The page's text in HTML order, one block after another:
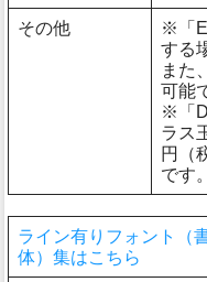
その他
※「E
する
また
可能
※「
ラス
円（
です。
ライン有りフォント（
体）集はこちら